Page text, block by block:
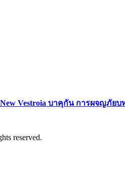
New Vestroia บาคุกัน การผจญภัย
reserved.